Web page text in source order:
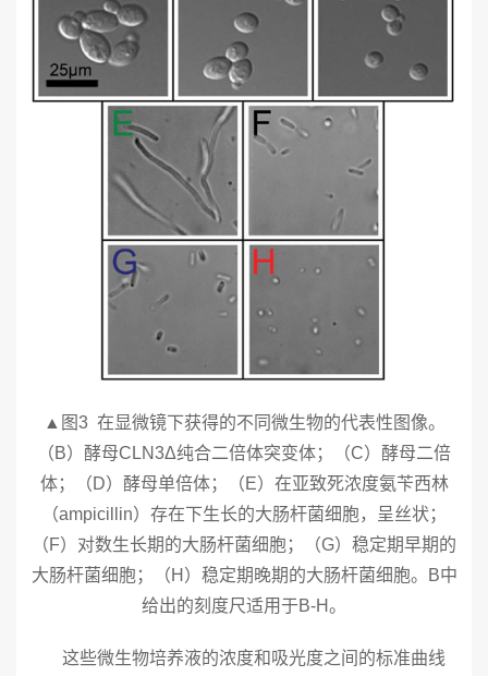
▲图3 在显微镜下获得的不同微生物的代表性图像。
（B）酵母CLN3Δ纯合二倍体突变体；（C）酵母二倍
体；（D）酵母单倍体；（E）在亚致死浓度氨苄西林
（ampicillin）存在下生长的大肠杆菌细胞，呈丝状；
（F）对数生长期的大肠杆菌细胞；（G）稳定期早期的
大肠杆菌细胞；（H）稳定期晚期的大肠杆菌细胞。B中
给出的刻度尺适用于B-H。
这些微生物培养液的浓度和吸光度之间的标准曲线